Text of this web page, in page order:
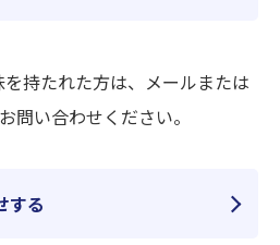
持たれた方は、メールまたは
問い合わせください。
する